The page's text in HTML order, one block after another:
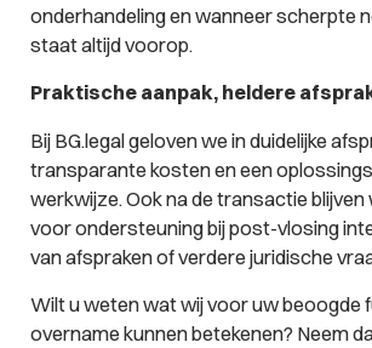
onderhandeling en wanneer scherpte
staat altijd voorop.
Praktische aanpak, heldere
Bij BG.legal geloven we in duidelijke
transparante kosten en een
werkwijze. Ook na de transactie blijven
voor ondersteuning bij post-vlosing
van afspraken of verdere juridische
Wilt u weten wat wij voor uw beoogde
overname kunnen betekenen? Neem